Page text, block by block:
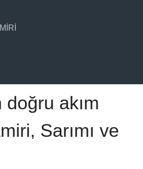
doğru akım
Sarımı ve